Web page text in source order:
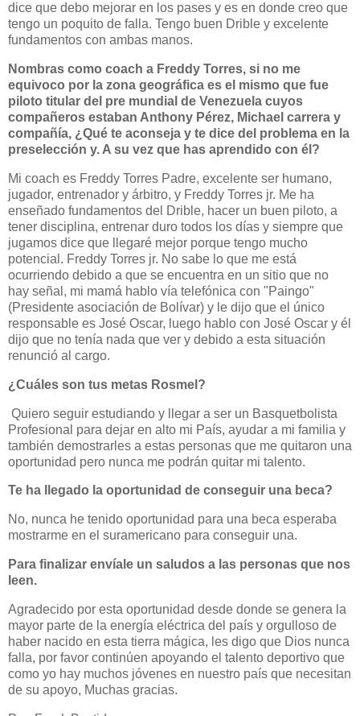
dice que debo mejorar en los pases y es en donde creo que
tengo un poquito de falla. Tengo buen Drible y excelente
fundamentos con ambas manos.
Nombras como coach a Freddy Torres, si no me
equivoco por la zona geográfica es el mismo que fue
piloto titular del pre mundial de Venezuela cuyos
compañeros estaban Anthony Pérez, Michael carrera y
compañía, ¿Qué te aconseja y te dice del problema en la
preselección y. A su vez que has aprendido con él?
Mi coach es Freddy Torres Padre, excelente ser humano,
jugador, entrenador y árbitro, y Freddy Torres jr. Me ha
enseñado fundamentos del Drible, hacer un buen piloto, a
tener disciplina, entrenar duro todos los días y siempre que
jugamos dice que llegaré mejor porque tengo mucho
potencial. Freddy Torres jr. No sabe lo que me está
ocurriendo debido a que se encuentra en un sitio que no
hay señal, mi mamá hablo vía telefónica con "Paingo"
(Presidente asociación de Bolívar) y le dijo que el único
responsable es José Oscar, luego hablo con José Oscar y él
dijo que no tenía nada que ver y debido a esta situación
renunció al cargo.
¿Cuáles son tus metas Rosmel?
Quiero seguir estudiando y llegar a ser un Basquetbolista
Profesional para dejar en alto mi País, ayudar a mi familia y
también demostrarles a estas personas que me quitaron una
oportunidad pero nunca me podrán quitar mi talento.
Te ha llegado la oportunidad de conseguir una beca?
No, nunca he tenido oportunidad para una beca esperaba
mostrarme en el suramericano para conseguir una.
Para finalizar envíale un saludos a las personas que nos
leen.
Agradecido por esta oportunidad desde donde se genera la
mayor parte de la energía eléctrica del país y orgulloso de
haber nacido en esta tierra mágica, les digo que Dios nunca
falla, por favor continúen apoyando el talento deportivo que
como yo hay muchos jóvenes en nuestro país que necesitan
de su apoyo, Muchas gracias.